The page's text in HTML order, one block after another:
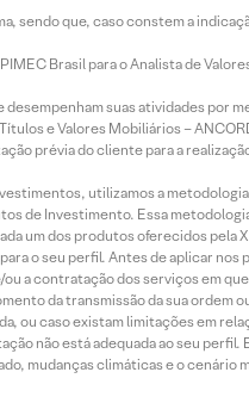
sendo que, caso constem a
Brasil para o Analista de
suas atividades por
e Valores Mobiliários –
prévia do cliente para a
utilizamos a
de Investimento. Essa
um dos produtos oferecidos pela
o seu perfil. Antes de aplicar
a contratação dos serviços em
da transmissão da sua ordem
ou caso existam limitações em
não está adequada ao seu perfil.
mudanças climáticas e o cenário